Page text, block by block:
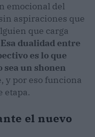
emocional del
aspiraciones que
que carga
Esa dualidad entre
es lo que
sea un shonen
y por eso funciona
etapa.
el nuevo